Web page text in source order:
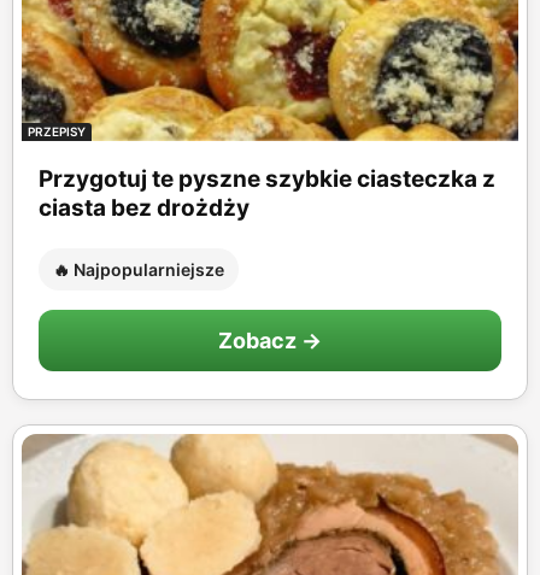
PRZEPISY
Przygotuj te pyszne szybkie ciasteczka z
ciasta bez drożdży
🔥 Najpopularniejsze
Zobacz →